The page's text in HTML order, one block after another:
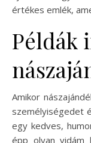
értékes emlék,
Példák
Amikor
személyiségedet
egy kedves,
épp olyan vidám